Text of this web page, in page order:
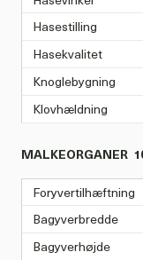
Hasestilling
Hasekvalitet
Knoglebygning
Klovhældning
MALKEORGANER
Foryvertilhæftning
Bagyverbredde
Bagyverhøjde